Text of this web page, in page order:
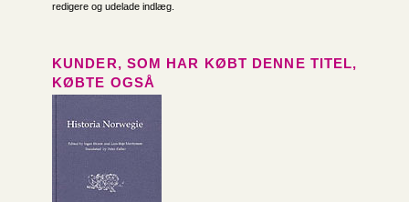
redigere og udelade indlæg.
KUNDER, SOM HAR KØBT DENNE TITEL,
KØBTE OGSÅ